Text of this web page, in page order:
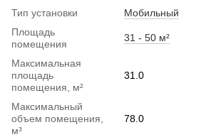
Тип установки
Мобильный
Площадь
помещения
31 - 50 м²
Максимальная
площадь
помещения, м²
31.0
Максимальный
объем помещения,
м³
78.0